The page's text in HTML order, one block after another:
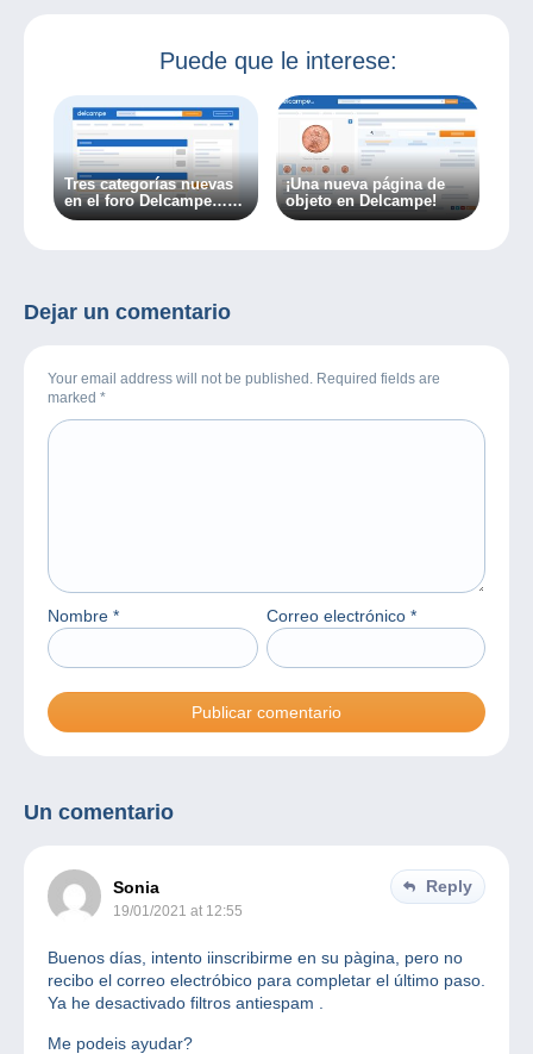
Puede que le interese:
Tres categorías nuevas
en el foro Delcampe…
¡Porque el mundo de la
¡Una nueva página de
objeto en Delcampe!
Dejar un comentario
Your email address will not be published. Required fields are
marked *
Nombre * Correo electrónico *
Un comentario
Sonia
19/01/2021 at 12:55
Reply
Buenos días, intento iinscribirme en su pàgina, pero no
recibo el correo electróbico para completar el último paso.
Ya he desactivado filtros antiespam .
Me podeis ayudar?